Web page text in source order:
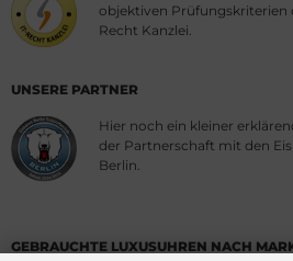
objektiven Prüfungskriterien
Recht Kanzlei.
UNSERE PARTNER
Hier noch ein kleiner
der Partnerschaft mit den
Berlin.
GEBRAUCHTE LUXUSUHREN NACH